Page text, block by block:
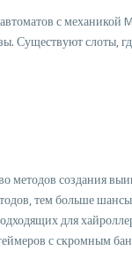
с
Существуют
методов создания
тем больше
для
с скромным